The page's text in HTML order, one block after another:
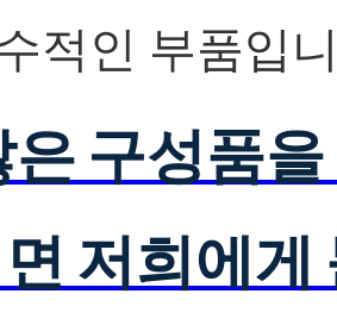
적인 부품입
은 구성품
저희에게